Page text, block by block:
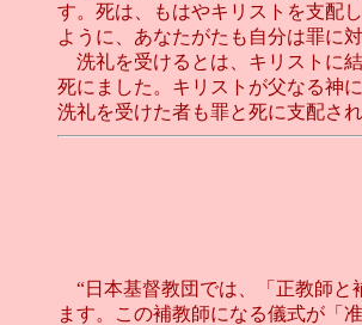
す。死は、もはやキリストを支配
ように、あなたがたも自分は罪に
洗礼を受けるとは、キリストに
死にました。キリストが父なる神
洗礼を受けた者も罪と死に支配さ
“日本基督教団では、「正教師と
ます。この補教師になる儀式が「